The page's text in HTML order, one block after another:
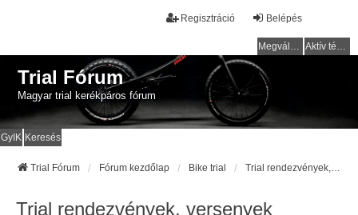
Belépés
Regisztráció
Megválaszolatlan témák Aktív témák
Trial Fórum
Magyar trial kerékpáros fórum
GyIK Keresés
Trial Fórum Fórum kezdőlap Bike trial
Trial rendezvények, versenyek